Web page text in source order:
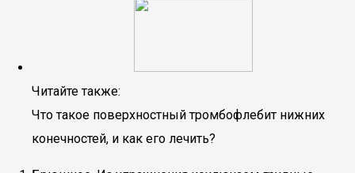
Читайте также:
Что такое поверхностный тромбофлебит нижних
конечностей, и как его лечить?